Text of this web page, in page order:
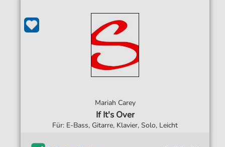
Mariah Carey
If It's Over
Für: E-Bass, Gitarre, Klavier, Solo, Leicht